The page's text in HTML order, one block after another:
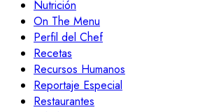
Nutrición
On The Menu
Perfil del Chef
Recetas
Recursos Humanos
Reportaje Especial
Restaurantes